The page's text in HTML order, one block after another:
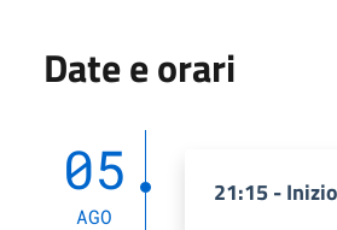
Date e orari
05
AGO
21:15 -